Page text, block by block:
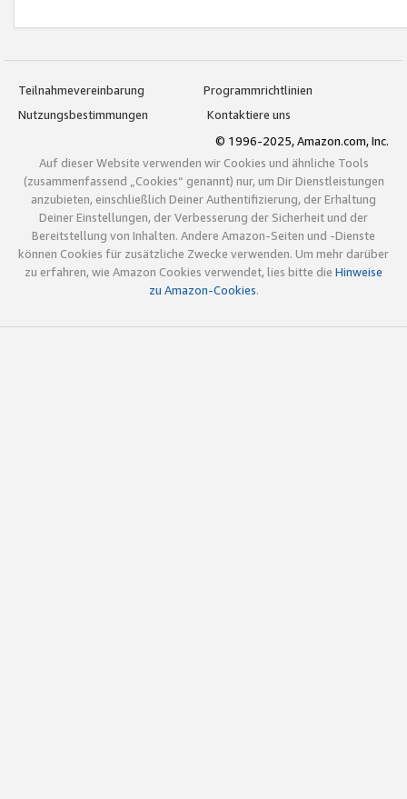
Teilnahmevereinbarung
Programmrichtlinien
Nutzungsbestimmungen
Kontaktiere uns
© 1996-2025, Amazon.com, Inc.
Auf dieser Website verwenden wir Cookies und ähnliche Tools
(zusammenfassend „Cookies“ genannt) nur, um Dir Dienstleistungen
anzubieten, einschließlich Deiner Authentifizierung, der Erhaltung
Deiner Einstellungen, der Verbesserung der Sicherheit und der
Bereitstellung von Inhalten. Andere Amazon-Seiten und -Dienste
können Cookies für zusätzliche Zwecke verwenden. Um mehr darüber
zu erfahren, wie Amazon Cookies verwendet, lies bitte die Hinweise
zu Amazon-Cookies.